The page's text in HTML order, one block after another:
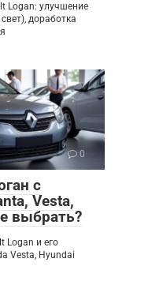
Logan: улучшение
доработка
0
с
Vesta,
выбрать?
Logan и его
Vesta, Hyundai